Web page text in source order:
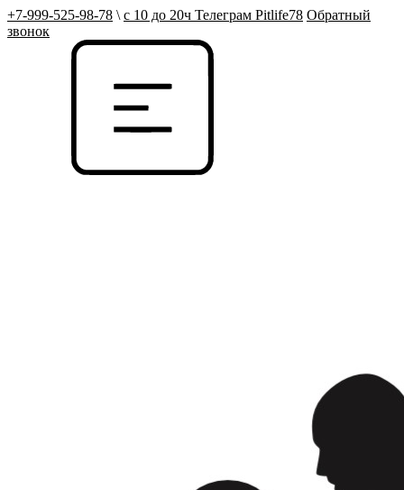
+7-999-525-98-78 \ с 10 до 20ч Телеграм Pitlife78 Обратный
звонок